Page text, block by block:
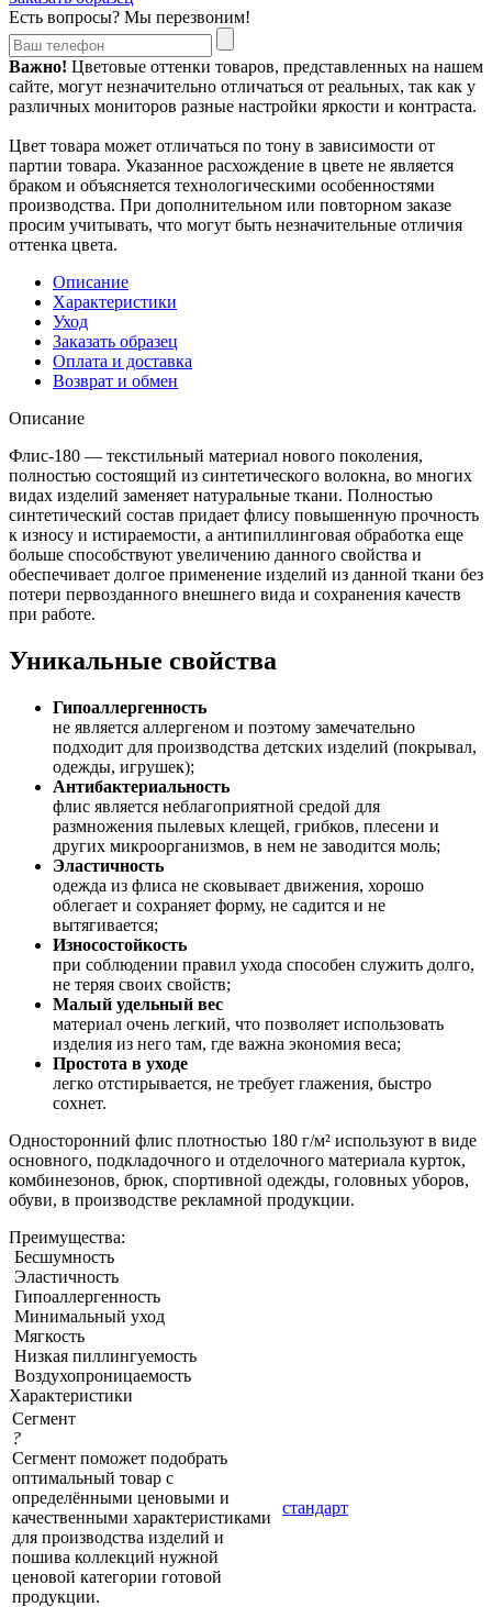
Есть вопросы? Мы перезвоним!
Важно! Цветовые оттенки товаров, представленных на нашем
сайте, могут незначительно отличаться от реальных, так как у
различных мониторов разные настройки яркости и контраста.
Цвет товара может отличаться по тону в зависимости от
партии товара. Указанное расхождение в цвете не является
браком и объясняется технологическими особенностями
производства. При дополнительном или повторном заказе
просим учитывать, что могут быть незначительные отличия
оттенка цвета.
Описание
Характеристики
Уход
Заказать образец
Оплата и доставка
Возврат и обмен
Описание
Флис-180 — текстильный материал нового поколения,
полностью состоящий из синтетического волокна, во многих
видах изделий заменяет натуральные ткани. Полностью
синтетический состав придает флису повышенную прочность
к износу и истираемости, а антипиллинговая обработка еще
больше способствуют увеличению данного свойства и
обеспечивает долгое применение изделий из данной ткани без
потери первозданного внешнего вида и сохранения качеств
при работе.
Уникальные свойства
Гипоаллергенность
не является аллергеном и поэтому замечательно
подходит для производства детских изделий (покрывал,
одежды, игрушек);
Антибактериальность
флис является неблагоприятной средой для
размножения пылевых клещей, грибков, плесени и
других микроорганизмов, в нем не заводится моль;
Эластичность
одежда из флиса не сковывает движения, хорошо
облегает и сохраняет форму, не садится и не
вытягивается;
Износостойкость
при соблюдении правил ухода способен служить долго,
не теряя своих свойств;
Малый удельный вес
материал очень легкий, что позволяет использовать
изделия из него там, где важна экономия веса;
Простота в уходе
легко отстирывается, не требует глажения, быстро
сохнет.
Односторонний флис плотностью 180 г/м² используют в виде
основного, подкладочного и отделочного материала курток,
комбинезонов, брюк, спортивной одежды, головных уборов,
обуви, в производстве рекламной продукции.
Преимущества:
Бесшумность
Эластичность
Гипоаллергенность
Минимальный уход
Мягкость
Низкая пиллингуемость
Воздухопроницаемость
Характеристики
Сегмент
?
Сегмент поможет подобрать
оптимальный товар с
определёнными ценовыми и
качественными характеристиками
для производства изделий и
пошива коллекций нужной
ценовой категории готовой
продукции.
стандарт